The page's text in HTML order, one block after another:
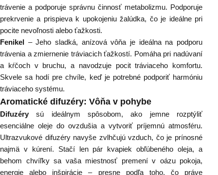
trávenie a podporuje správnu činnosť metabolizmu. Podporuje
prekrvenie a prispieva k upokojeniu žalúdka, čo je ideálne pri
pocite nevoľnosti alebo ťažkosti.
Fenikel – Jeho sladká, anízová vôňa je ideálna na podporu
trávenia a zmiernenie tráviacich ťažkostí. Pomáha pri nadúvaní
a kŕčoch v bruchu, a navodzuje pocit tráviaceho komfortu.
Skvele sa hodí pre chvíle, keď je potrebné podporiť harmóniu
tráviaceho systému.
Aromatické difuzéry: Vôňa v pohybe
Difuzéry sú ideálnym spôsobom, ako jemne rozptýliť
esenciálne oleje do ovzdušia a vytvoriť príjemnú atmosféru.
Ultrazvukové difuzéry navyše zvlhčujú vzduch, čo je prínosné
najmä v kúrení. Stačí len pár kvapiek obľúbeného oleja, a
behom chvíľky sa vaša miestnosť premení v oázu pokoja,
energie alebo inšpirácie – presne podľa toho, čo práve